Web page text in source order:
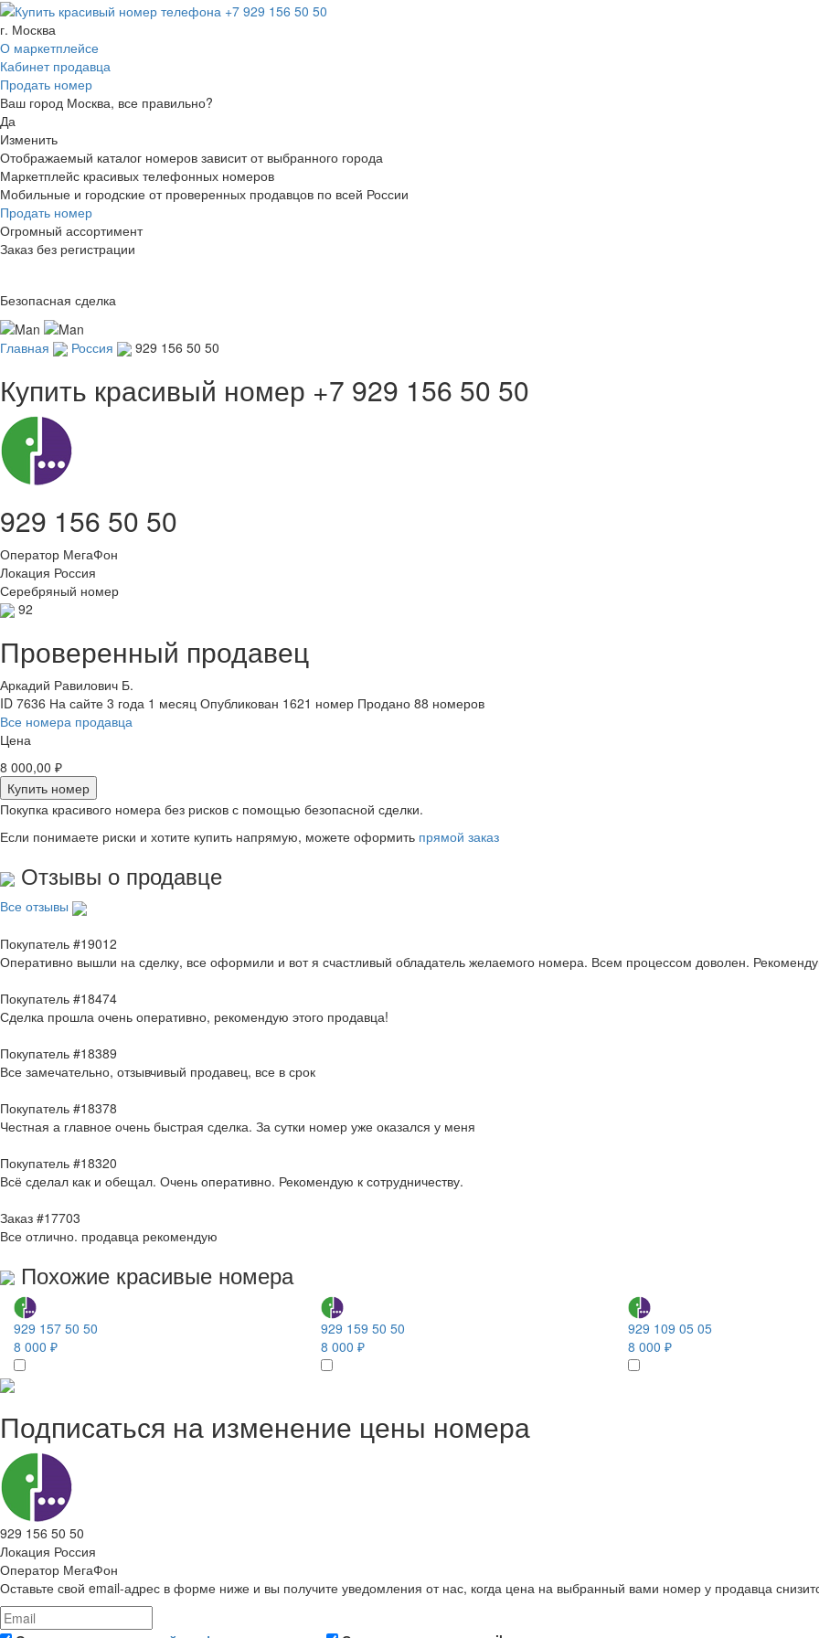
г. Москва
О маркетплейсе
Кабинет продавца
Продать номер
Ваш город Москва, все правильно?
Да
Изменить
Отображаемый каталог номеров зависит от выбранного города
Маркетплейс красивых телефонных номеров
Мобильные и городские от проверенных продавцов по всей России
Продать номер
Огромный ассортимент
Заказ без регистрации
Безопасная сделка
Главная Россия 929 156 50 50
Купить красивый номер +7 929 156 50 50
929 156 50 50
Оператор МегаФон
Локация Россия
Серебряный номер
92
Проверенный продавец
Аркадий Равилович Б.
ID 7636 На сайте 3 года 1 месяц Опубликован 1621 номер Продано 88 номеров
Все номера продавца
Цена
8 000,00 ₽
Купить номер
Покупка красивого номера без рисков с помощью безопасной сделки.
Если понимаете риски и хотите купить напрямую, можете оформить прямой заказ
Отзывы о продавце
Все отзывы
Покупатель #19012
Оперативно вышли на сделку, все оформили и вот я счастливый обладатель желаемого номера. Всем процессом доволен.
Покупатель #18474
Сделка прошла очень оперативно, рекомендую этого продавца!
Покупатель #18389
Все замечательно, отзывчивый продавец, все в срок
Покупатель #18378
Честная а главное очень быстрая сделка. За сутки номер уже оказался у меня
Покупатель #18320
Всё сделал как и обещал. Очень оперативно. Рекомендую к сотрудничеству.
Заказ #17703
Все отлично. продавца рекомендую
Похожие красивые номера
929 157 50 50
8 000 ₽
929 159 50 50
8 000 ₽
929 109 05 05
8 000 ₽
Подписаться на изменение цены номера
929 156 50 50
Локация Россия
Оператор МегаФон
Оставьте свой email-адрес в форме ниже и вы получите уведомления от нас, когда цена на выбранный вами номер у продавца